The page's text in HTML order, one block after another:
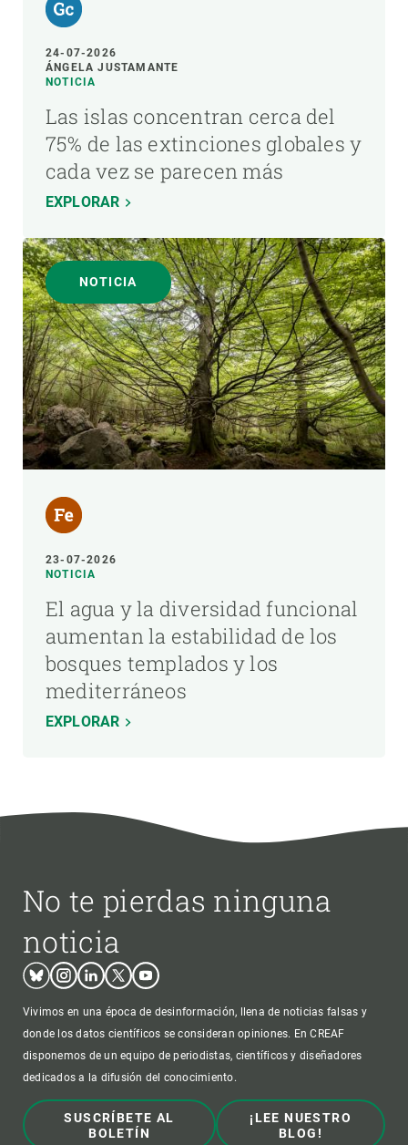
24-07-2026
ÁNGELA JUSTAMANTE
NOTICIA
Las islas concentran cerca del
75% de las extinciones globales y
cada vez se parecen más
EXPLORAR
NOTICIA
23-07-2026
NOTICIA
El agua y la diversidad funcional
aumentan la estabilidad de los
bosques templados y los
mediterráneos
EXPLORAR
No te pierdas ninguna
noticia
BlueskyInstagram
LinkedinTwitterYoutube
Vivimos en una época de desinformación, llena de noticias falsas y
donde los datos científicos se consideran opiniones. En CREAF
disponemos de un equipo de periodistas, científicos y diseñadores
dedicados a la difusión del conocimiento.
SUSCRÍBETE AL
BOLETÍN
¡LEE NUESTRO
BLOG!